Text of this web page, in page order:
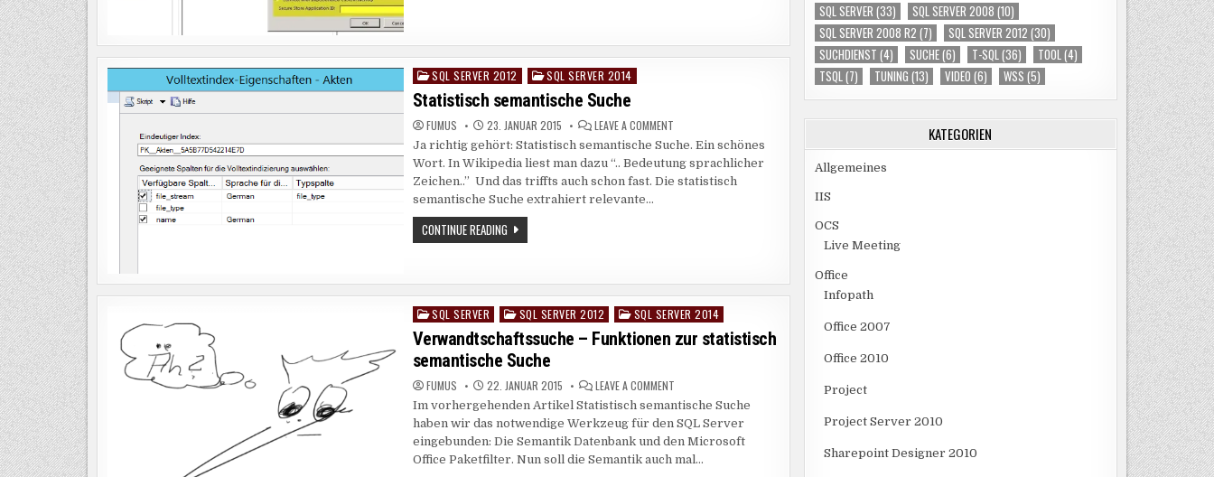
Posted
in
SQL SERVER 2012 SQL SERVER 2014
Statistisch semantische Suche
FUMUS 23. JANUAR 2015 LEAVE A COMMENTON
SEMANTISCHE
Ja richtig gehört: Statistisch semantische Suche. Ein schönes
Wort. In Wikipedia liest man dazu “.. Bedeutung sprachlicher
Zeichen..” Und das triffts auch schon fast. Die statistisch
semantische Suche extrahiert relevante…
CONTINUE READINGSTATISTISCH
SEMANTISCHE
Posted
in
SQL SERVER SQL SERVER 2012 SQL SERVER 2014
Verwandtschaftssuche – Funktionen zur statistisch
semantische Suche
FUMUS 22. JANUAR 2015 LEAVE A COMMENTON
–
FUNKTIONEN
ZUR
STATISTISCH
SEMANTISCHE
SUCHE
Im vorhergehenden Artikel Statistisch semantische Suche
haben wir das notwendige Werkzeug für den SQL Server
eingebunden: Die Semantik Datenbank und den Microsoft
Office Paketfilter. Nun soll die Semantik auch mal…
SQL SERVER (33) SQL SERVER 2008 (10)
SQL SERVER 2008 R2 (7) SQL SERVER 2012 (30)
SUCHDIENST (4) SUCHE(6) T-SQL(36) TOOL(4)
TSQL(7) TUNING (13) VIDEO (6) WSS (5)
KATEGORIEN
Allgemeines
IIS
OCS
Live Meeting
Office
Infopath
Office 2007
Office 2010
Project
Project Server 2010
Sharepoint Designer 2010